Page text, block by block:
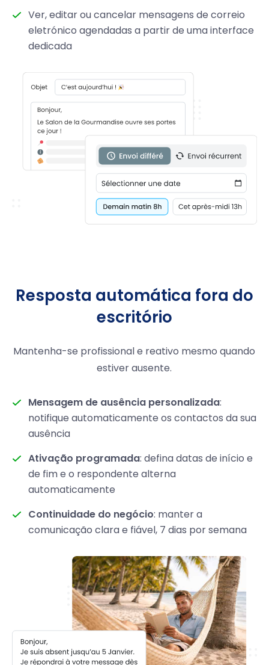
Ver, editar ou cancelar mensagens de correio
eletrónico agendadas a partir de uma interface
dedicada
Resposta automática fora do
escritório
Mantenha-se profissional e reativo mesmo quando
estiver ausente.
Mensagem de ausência personalizada:
notifique automaticamente os contactos da sua
ausência
Ativação programada: defina datas de início e
de fim e o respondente alterna
automaticamente
Continuidade do negócio: manter a
comunicação clara e fiável, 7 dias por semana